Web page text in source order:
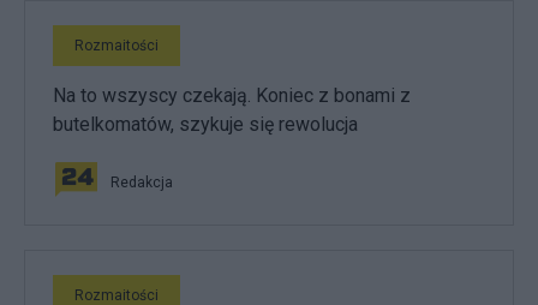
Rozmaitości
Na to wszyscy czekają. Koniec z bonami z
butelkomatów, szykuje się rewolucja
Redakcja
Rozmaitości